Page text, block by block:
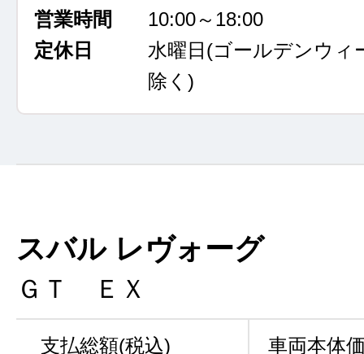
営業時間
10:00～18:00
定休日
水曜日 (ゴールデンウィ
除く)
スバル レヴォーグ
ＧＴ ＥＸ
支払総額(税込) 車両本体